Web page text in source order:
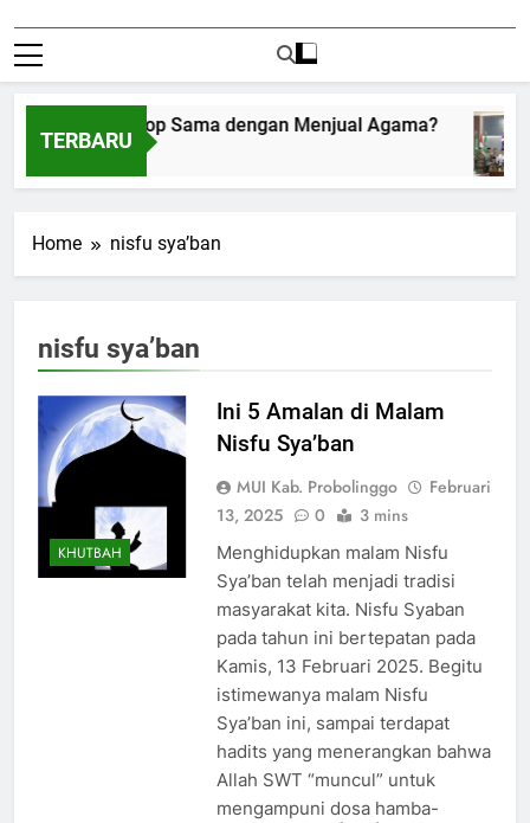
TERBARU
Menerima Amplop Sama dengan Menjual Agama?
Agustus 1, 2026
Home nisfu sya’ban
nisfu sya’ban
KHUTBAH
Ini 5 Amalan di Malam
Nisfu Sya’ban
MUI Kab. Probolinggo
Februari
13, 2025
0 3 mins
Menghidupkan malam Nisfu
Sya’ban telah menjadi tradisi
masyarakat kita. Nisfu Syaban
pada tahun ini bertepatan pada
Kamis, 13 Februari 2025. Begitu
istimewanya malam Nisfu
Sya’ban ini, sampai terdapat
hadits yang menerangkan bahwa
Allah SWT “muncul” untuk
mengampuni dosa hamba-